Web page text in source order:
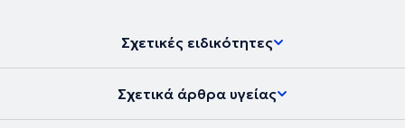
Σχετικές ειδικότητες
Σχετικά άρθρα υγείας